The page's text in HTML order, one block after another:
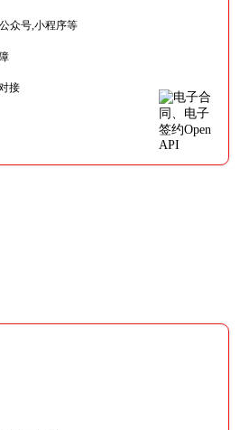
众号,小程序等
接